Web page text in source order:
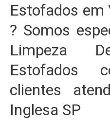
Estofados em
? Somos
Limpeza
Estofados
clientes
Inglesa SP